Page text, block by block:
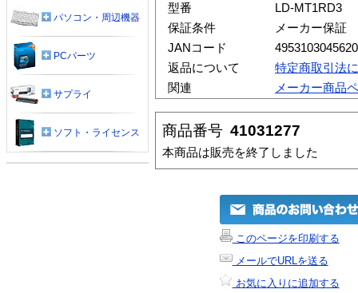
型番
LD-MT1RD3
保証条件
メーカー保証
JANコード
4953103045620
返品について
特定商取引法
関連
メーカー商品
商品番号 41031277
本商品は販売を終了しました
このページを印刷する
メールでURLを送る
お気に入りに追加する
パソコン・周辺機器
PCパーツ
サプライ
ソフト・ライセンス